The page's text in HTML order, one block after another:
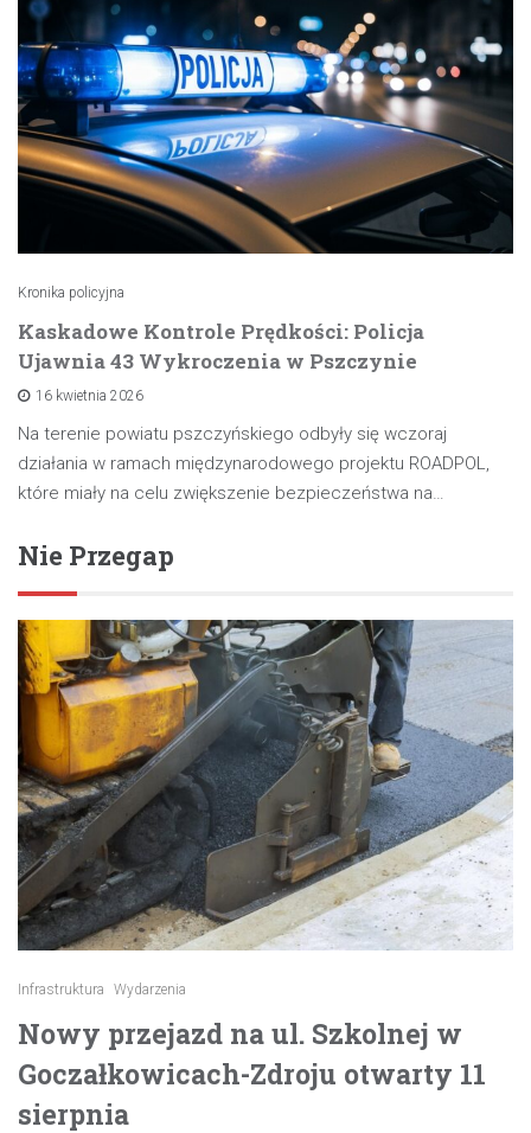
Kronika policyjna
Kaskadowe Kontrole Prędkości: Policja
Ujawnia 43 Wykroczenia w Pszczynie
16 kwietnia 2026
Na terenie powiatu pszczyńskiego odbyły się wczoraj
działania w ramach międzynarodowego projektu ROADPOL,
które miały na celu zwiększenie bezpieczeństwa na…
Nie Przegap
Infrastruktura Wydarzenia
Nowy przejazd na ul. Szkolnej w
Goczałkowicach-Zdroju otwarty 11
sierpnia